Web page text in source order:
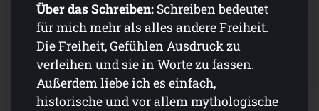
Über das Schreiben: Schreiben bedeutet
für mich mehr als alles andere Freiheit.
Die Freiheit, Gefühlen Ausdruck zu
verleihen und sie in Worte zu fassen.
Außerdem liebe ich es einfach,
historische und vor allem mythologische